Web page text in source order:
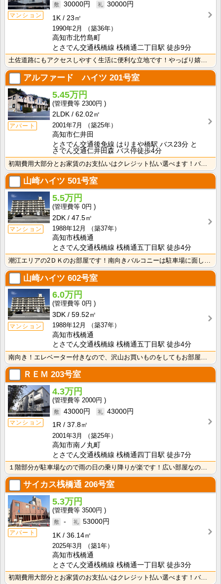
マンション
30000円
30000円
1K
23㎡
1990年2月
（築36年）
高知市北竹島町
とさでん交通桟橋線 桟橋通二丁目駅 徒歩9分
土佐道路にもアクセスしやすく生活に便利な立地です！やっぱり嬉しいバス・トイレセパレート！周辺にスーパ･･･
アルファード ハイツ 201号室
アパート
5.45万円
2300円
2LDK
62.02㎡
2001年7月
（築25年）
高知市仁井田
とさでん交通後免線 はりまや橋駅 バス23分 と
さでん交通仁井田森 バス停徒歩4分
初期費用大部分とお家賃のお支払いはクレジット払い選べます！バス・トイレ別なので、ゆったり湯船に浸かれ･･･
山崎ハイツ 501号室
マンション
5.5万円
0円
2DK
47.5㎡
1988年12月
（築37年）
高知市桟橋通
とさでん交通桟橋線 桟橋通五丁目駅 徒歩4分
山崎ハイツ 602号室
マンション
6.0万円
0円
3DK
59.52㎡
1988年12月
（築37年）
高知市桟橋通
とさでん交通桟橋線 桟橋通五丁目駅 徒歩4分
ＲＥＭ 203号室
マンション
4.3万円
2000円
43000円
43000円
1R
37.8㎡
2001年3月
（築25年）
高知市南ノ丸町
とさでん交通桟橋線 桟橋通四丁目駅 徒歩7分
１階部分が駐車場なので雨の日の乗り降りが楽です！広い部屋なので家具の配置を考えるのも楽しいですね♪ ･･･
サイカス桟橋通 206号室
アパート
5.3万円
3500円
-
53000円
1K
36.14㎡
2025年3月
（築1年）
高知市桟橋通
とさでん交通桟橋線 桟橋通一丁目駅 徒歩3分
初期費用大部分とお家賃のお支払いはクレジット払い選べます！バス・トイレ別なので、ゆったり湯船に浸かれ･･･